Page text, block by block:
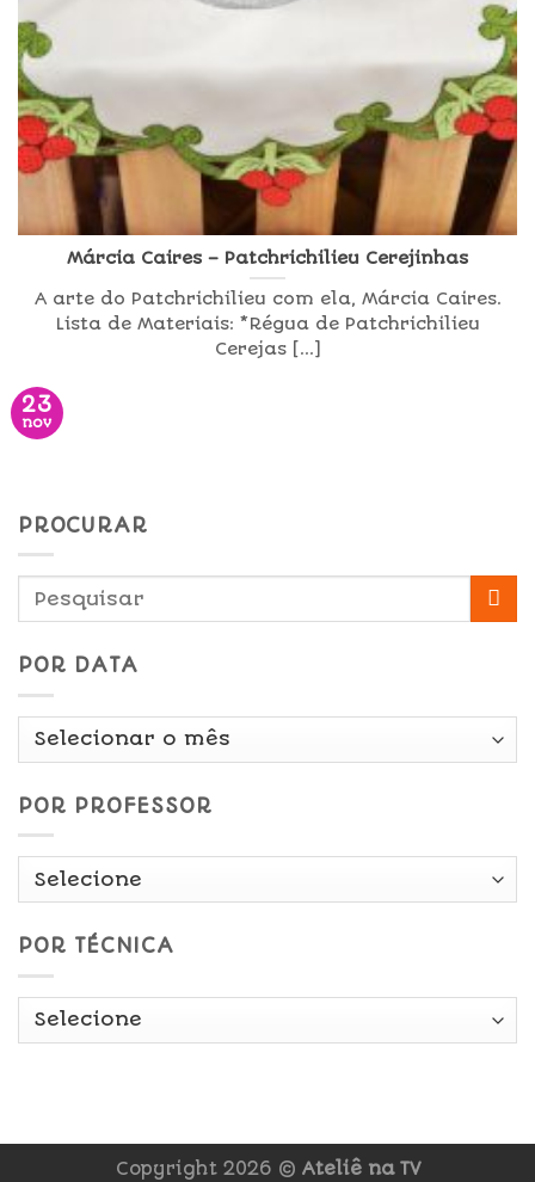
Márcia Caires – Patchrichilieu Cerejinhas
A arte do Patchrichilieu com ela, Márcia Caires.
Lista de Materiais: *Régua de Patchrichilieu
Cerejas [...]
23
nov
PROCURAR
POR DATA
Por
POR PROFESSOR
POR TÉCNICA
Copyright 2026 © Ateliê na TV